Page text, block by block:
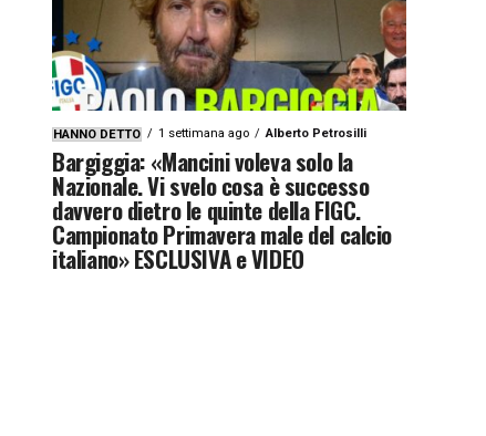
HANNO DETTO 1 settimana ago Alberto Petrosilli
Bargiggia: «Mancini voleva solo la
Nazionale. Vi svelo cosa è successo
davvero dietro le quinte della FIGC.
Campionato Primavera male del calcio
italiano» ESCLUSIVA e VIDEO